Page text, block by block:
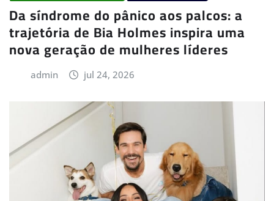
Da síndrome do pânico aos palcos: a
trajetória de Bia Holmes inspira uma
nova geração de mulheres líderes
admin jul 24, 2026